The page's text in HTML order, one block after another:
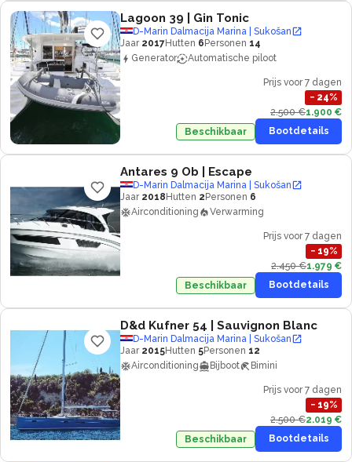
Lagoon 39 | Gin Tonic
D-Marin Dalmacija Marina | Sukošan
Jaar 2017Hutten 6 Personen 14
Generator
Automatische piloot
Prijs voor 7 dagen
− 24%
2.500 €1.900 €
Beschikbaar
Bootdetails
Antares 9 Ob | Escape
D-Marin Dalmacija Marina | Sukošan
Jaar 2018 Hutten 2 Personen 6
Airconditioning
Verwarming
Prijs voor 7 dagen
− 19%
2.450 €1.979 €
Beschikbaar
Bootdetails
D&d Kufner 54 | Sauvignon Blanc
D-Marin Dalmacija Marina | Sukošan
Jaar 2015Hutten 5Personen 12
Airconditioning
Bijboot Bimini
Prijs voor 7 dagen
− 19%
2.500 €2.019 €
Beschikbaar
Bootdetails